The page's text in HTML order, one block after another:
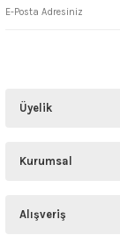
Üyelik
Kurumsal
Alışveriş